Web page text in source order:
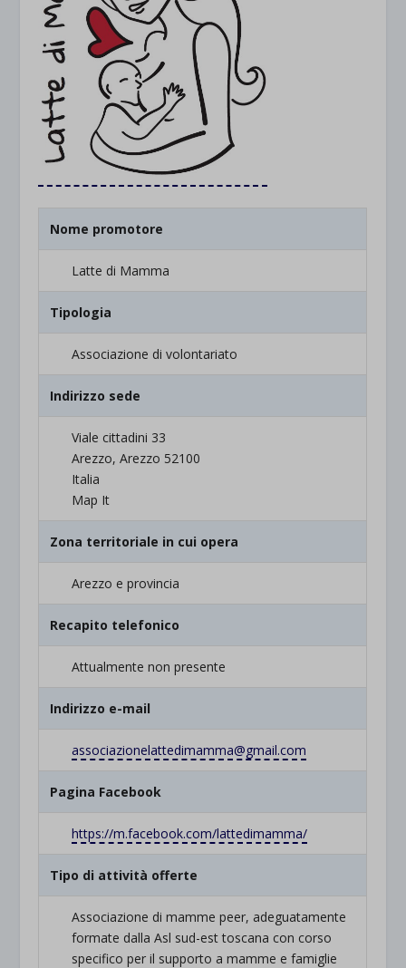
Nome promotore
Latte di Mamma
Tipologia
Associazione di volontariato
Indirizzo sede
Viale cittadini 33
Arezzo, Arezzo 52100
Italia
Map It
Zona territoriale in cui opera
Arezzo e provincia
Recapito telefonico
Attualmente non presente
Indirizzo e-mail
associazionelattedimamma@gmail.com
Pagina Facebook
https://m.facebook.com/lattedimamma/
Tipo di attività offerte
Associazione di mamme peer, adeguatamente
formate dalla Asl sud-est toscana con corso
specifico per il supporto a mamme e famiglie